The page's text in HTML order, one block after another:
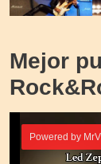
Mejor